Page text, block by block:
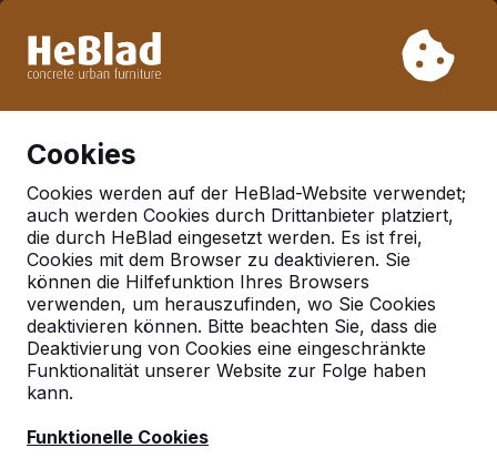
Woche 33 nicht. Bitte berücksichtigen Sie daher längere
Cookies
Cookies werden auf der HeBlad-Website verwendet;
auch werden Cookies durch Drittanbieter platziert,
die durch HeBlad eingesetzt werden. Es ist frei,
Cookies mit dem Browser zu deaktivieren. Sie
können die Hilfefunktion Ihres Browsers
verwenden, um herauszufinden, wo Sie Cookies
deaktivieren können. Bitte beachten Sie, dass die
Deaktivierung von Cookies eine eingeschränkte
Funktionalität unserer Website zur Folge haben
kann.
Funktionelle Cookies
Deutschland
Referenties in:
Emlichheim
Geen reviews gevonden voor deze